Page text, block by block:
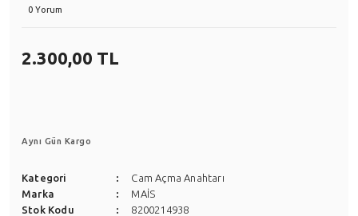
0 Yorum
2.300,00 TL
Aynı Gün Kargo
Kategori
Cam Açma Anahtarı
Marka
MAİS
Stok Kodu
8200214938